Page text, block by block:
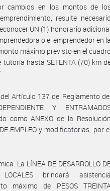
cambios en los montos de
resulte
UN (1) honorario
o el emprendedor en
máximo previsto en el
hasta SETENTA (70) km
Artículo 137 del Reglamento
Y
como ANEXO de la
EMPLEO y modificatorias, por
La LÍNEA DE DESARROLLO
LOCALES brindará
máximo de PESOS